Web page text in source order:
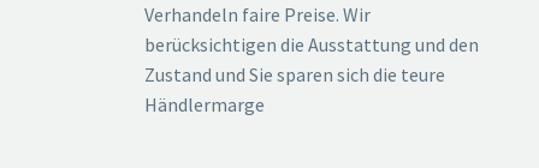
Verhandeln faire Preise. Wir
berücksichtigen die Ausstattung und den
Zustand und Sie sparen sich die teure
Händlermarge